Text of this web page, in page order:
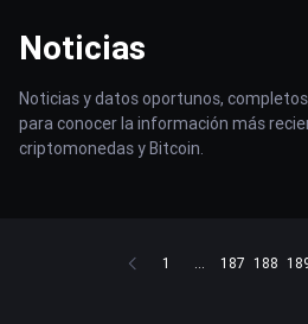
Noticias
Noticias y datos oportunos,
para conocer la información más
criptomonedas y Bitcoin.
1 ... 187 188